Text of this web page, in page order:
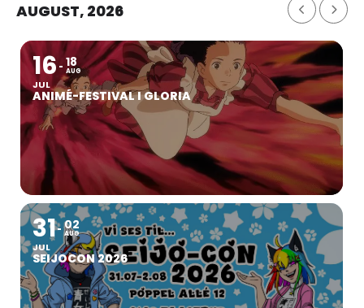
AUGUST, 2026
16
JUL
18
AUG
ANIMÉ-FESTIVAL I GLORIA
31
JUL
02
AUG
SEIJOCON 2026